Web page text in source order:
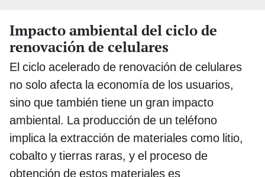
Impacto ambiental del ciclo de
renovación de celulares
El ciclo acelerado de renovación de celulares
no solo afecta la economía de los usuarios,
sino que también tiene un gran impacto
ambiental. La producción de un teléfono
implica la extracción de materiales como litio,
cobalto y tierras raras, y el proceso de
obtención de estos materiales es